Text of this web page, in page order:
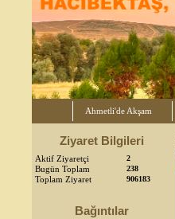
Ahmetli'de Akşam
Ziyaret Bilgileri
Aktif Ziyaretçi 2
Bugün Toplam 238
Toplam Ziyaret 906183
Bağıntılar